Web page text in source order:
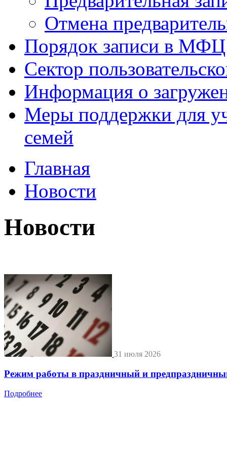
Отмена
Порядок записи в МФЦ
Сектор
Информация о
Меры поддержки для
семей
Главная
Новости
Новости
31 июля 2026
Режим работы в праздничный и
Подробнее